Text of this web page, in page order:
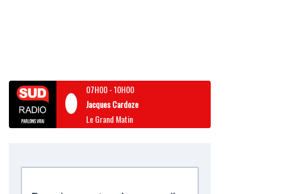
07H00-10H00
Jacques Cardoze
Le Grand Matin